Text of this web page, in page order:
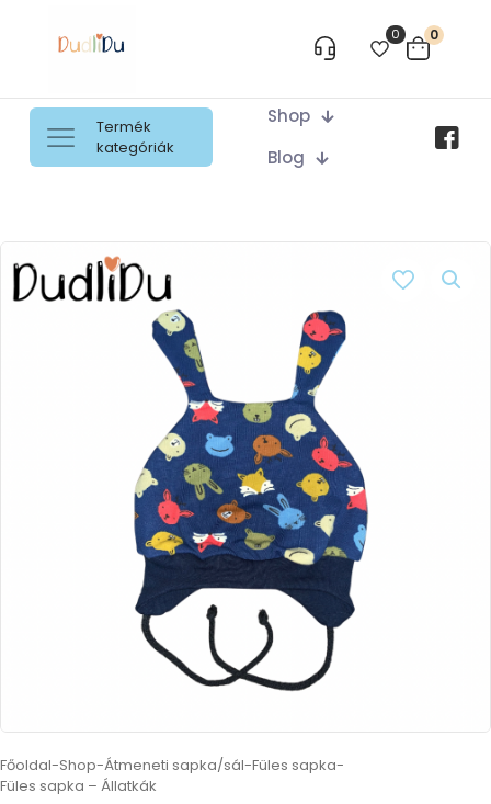
0 0
Termék
kategóriák
Shop
Blog
Főoldal-Shop-Átmeneti sapka/sál-Füles sapka-
Füles sapka – Állatkák